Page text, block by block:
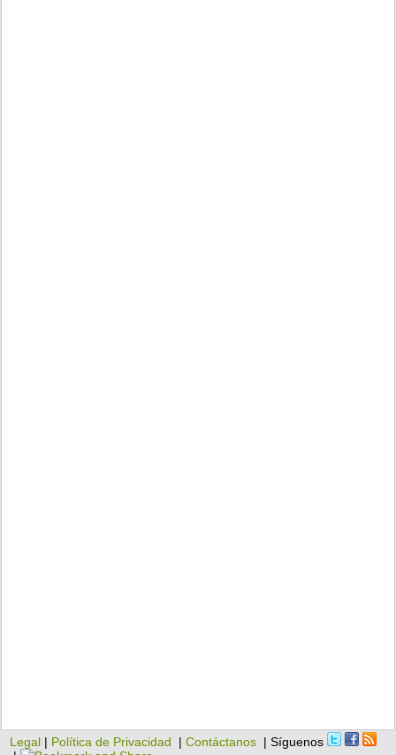
Legal | Política de Privacidad |Contáctanos | Síguenos